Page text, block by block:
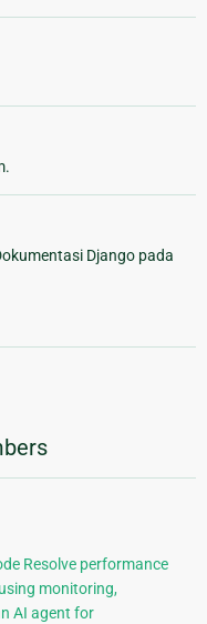
Django pada
Resolve performance
monitoring,
AI agent for